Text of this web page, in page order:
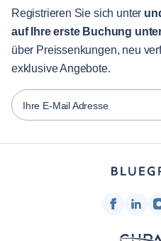
Gästebetreuung
Stadt-Guide
Partner
Vermieter von Möbeln
Vermieter
Franchise-Partner
English
Português
Español
Français
Türkçe
Registrieren Sie sich unter
auf Ihre erste Buchung
über Preissenkungen, neu
exklusive Angebote.
Ihre E-Mail Adresse